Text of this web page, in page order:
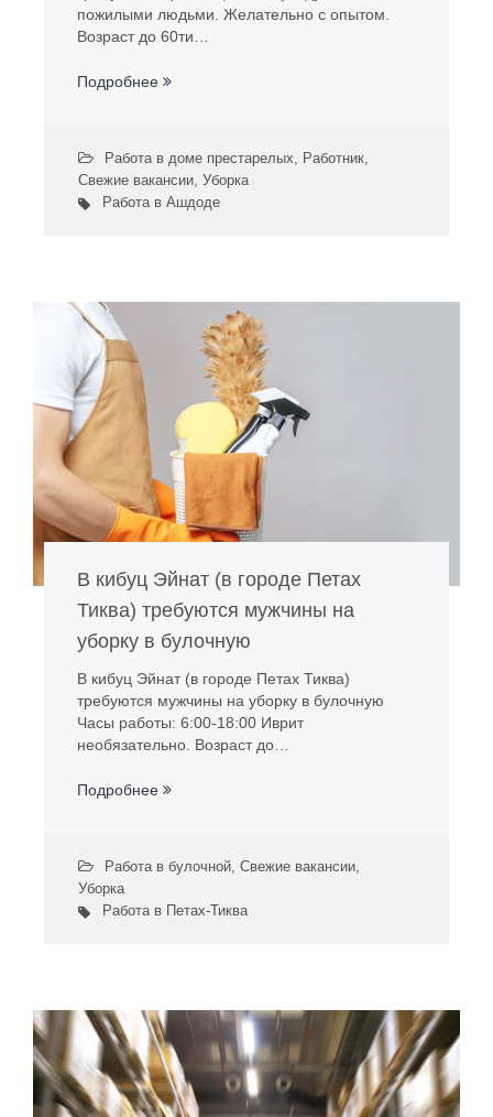
пожилыми людьми. Желательно с опытом.
Возраст до 60ти…
Подробнее
Работа в доме престарелых, Работник,
Свежие вакансии, Уборка
Работа в Ашдоде
В кибуц Эйнат (в городе Петах
Тиква) требуются мужчины на
уборку в булочную
В кибуц Эйнат (в городе Петах Тиква)
требуются мужчины на уборку в булочную
Часы работы: 6:00-18:00 Иврит
необязательно. Возраст до…
Подробнее
Работа в булочной, Свежие вакансии,
Уборка
Работа в Петах-Тиква